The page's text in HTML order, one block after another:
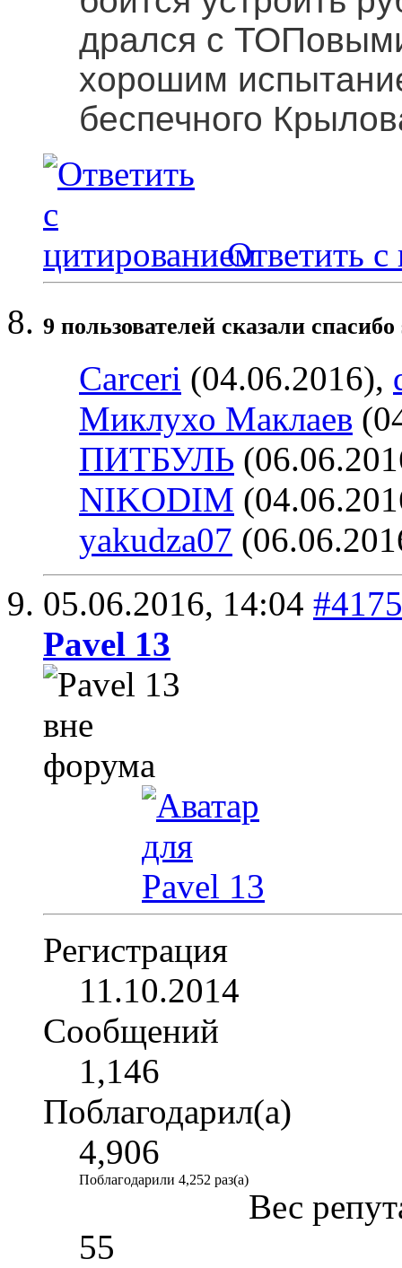
дрался с
хорошим
беспечного
Ответить с
9 пользователей сказали
Carceri (04.06.2016),
Миклухо Маклаев
ПИТБУЛЬ
NIKODIM
yakudza07
05.06.2016, 14:04 #4175
Pavel 13
Регистрация
11.10.2014
Сообщений
1,146
Поблагодарил(а)
4,906
Поблагодарили 4,252 раз(а)
Вес
55